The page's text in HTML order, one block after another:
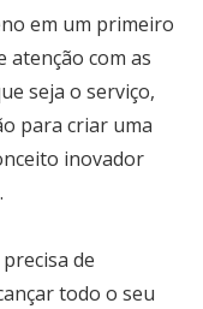
em um primeiro
atenção com as
seja o serviço,
para criar uma
inovador
de
todo o seu